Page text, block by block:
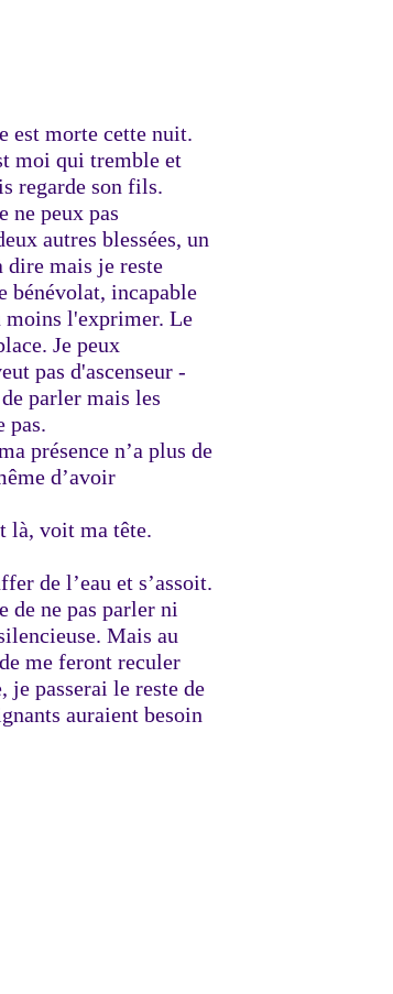
est morte cette nuit.
moi qui tremble et
regarde son fils.
ne peux pas
autres blessées, un
dire mais je reste
bénévolat, incapable
moins l'exprimer. Le
Je peux
pas d'ascenseur -
parler mais les
pas.
présence n’a plus de
d’avoir
là, voit ma tête.
de l’eau et s’assoit.
de ne pas parler ni
Mais au
me feront reculer
je passerai le reste de
auraient besoin